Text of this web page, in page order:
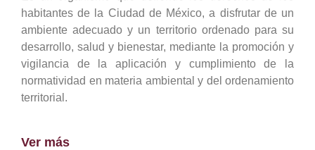
habitantes de la Ciudad de México, a disfrutar de un
ambiente adecuado y un territorio ordenado para su
desarrollo, salud y bienestar, mediante la promoción y
vigilancia de la aplicación y cumplimiento de la
normatividad en materia ambiental y del ordenamiento
territorial.
Ver más